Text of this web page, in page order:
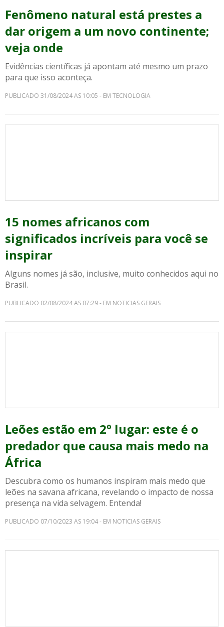
Fenômeno natural está prestes a
dar origem a um novo continente;
veja onde
Evidências científicas já apontam até mesmo um prazo
para que isso aconteça.
PUBLICADO 31/08/2024 AS 10:05 - EM TECNOLOGIA
15 nomes africanos com
significados incríveis para você se
inspirar
Alguns nomes já são, inclusive, muito conhecidos aqui no
Brasil.
PUBLICADO 02/08/2024 AS 07:29 - EM NOTICIAS GERAIS
Leões estão em 2º lugar: este é o
predador que causa mais medo na
África
Descubra como os humanos inspiram mais medo que
leões na savana africana, revelando o impacto de nossa
presença na vida selvagem. Entenda!
PUBLICADO 07/10/2023 AS 19:04 - EM NOTICIAS GERAIS